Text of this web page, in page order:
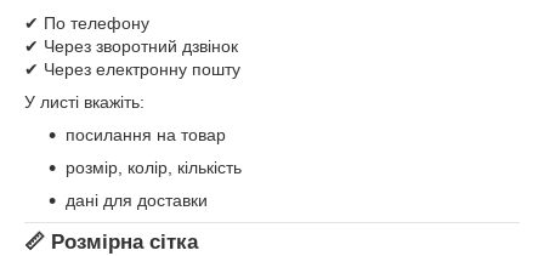
✔ По телефону
✔ Через зворотний дзвінок
✔ Через електронну пошту
У листі вкажіть:
посилання на товар
розмір, колір, кількість
дані для доставки
📏 Розмірна сітка